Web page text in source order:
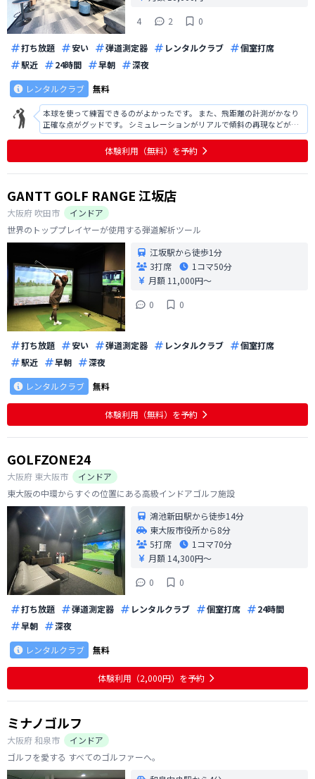
4
2 0
打ち放題 安い 弾道測定器 レンタルクラブ
個室打席
駅近
24時間 早朝
深夜
レンタルクラブ
無料
本球を使って練習できるのがよかったです。 また、飛距離の計測がかなり
正確な点がグッドです。 シミュレーションがリアルで傾斜の再現などがし
っかりされています。 ラフでのショットやバンカーショットの再現度もす
す。 それに最初にスイン
体験利用（無料）を予約
GANTT GOLF RANGE 江坂店
大阪府 吹田市
インドア
世界のトッププレイヤーが使用する弾道解析ツール
江坂駅から徒歩1分
3打席
1コマ50分
月額 11,000円〜
0
0
打ち放題 安い 弾道測定器 レンタルクラブ
個室打席
駅近
早朝
深夜
レンタルクラブ
無料
体験利用（無料）を予約
GOLFZONE24
大阪府 東大阪市
インドア
東大阪の中環からすぐの位置にある高級インドアゴルフ施設
鴻池新田駅から徒歩14分
東大阪市役所から8分
5打席
1コマ70分
月額 14,300円〜
0
0
打ち放題 弾道測定器 レンタルクラブ 個室打席
24時間
早朝
深夜
レンタルクラブ
無料
体験利用（2,000円）を予約
ミナノゴルフ
大阪府和泉市
インドア
ゴルフを愛する すべてのゴルファーへ。